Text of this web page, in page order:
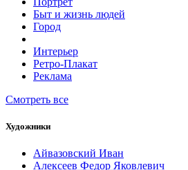
Быт и жизнь людей
Город
Интерьер
Ретро-Плакат
Реклама
Смотреть все
Художники
Айвазовский Иван
Алексеев Федор Яковлевич